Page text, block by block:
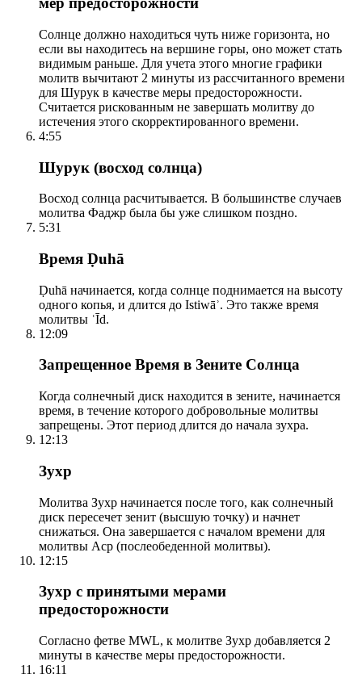
Солнце должно находиться чуть ниже горизонта, но
если вы находитесь на вершине горы, оно может стать
видимым раньше. Для учета этого многие графики
молитв вычитают 2 минуты из рассчитанного времени
для Шурук в качестве меры предосторожности.
Считается рискованным не завершать молитву до
истечения этого скорректированного времени.
4:55
Шурук (восход солнца)
Восход солнца расчитывается. В большинстве случаев
молитва Фаджр была бы уже слишком поздно.
5:31
Время Ḍuhā
Ḍuhā начинается, когда солнце поднимается на высоту
одного копья, и длится до Istiwāʾ. Это также время
молитвы ʿĪd.
12:09
Запрещенное Время в Зените Солнца
Когда солнечный диск находится в зените, начинается
время, в течение которого добровольные молитвы
запрещены. Этот период длится до начала зухра.
12:13
Зухр
Молитва Зухр начинается после того, как солнечный
диск пересечет зенит (высшую точку) и начнет
снижаться. Она завершается с началом времени для
молитвы Аср (послеобеденной молитвы).
12:15
Зухр с принятыми мерами
предосторожности
Согласно фетве MWL, к молитве Зухр добавляется 2
минуты в качестве меры предосторожности.
16:11